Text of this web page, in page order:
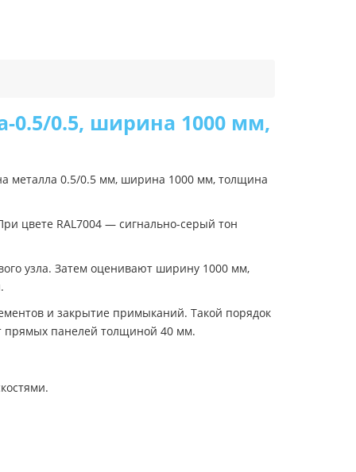
0.5/0.5, ширина 1000 мм,
металла 0.5/0.5 мм, ширина 1000 мм, толщина
цвете RAL7004 — сигнально-серый тон
узла. Затем оценивают ширину 1000 мм,
и закрытие примыканий. Такой порядок
прямых панелей толщиной 40 мм.